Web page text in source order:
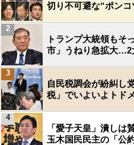
切り不可避な“ポン
トランプ大統領もそ
市」うねり急拡大…2
2
自民税調会が紛糾し
税」でいよいよトド
3
「愛子天皇」潰しは
玉木国民民主の「公
4